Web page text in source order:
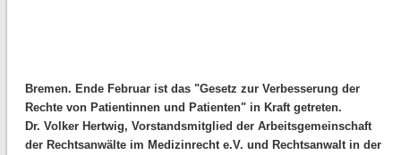
Bremen. Ende Februar ist das "Gesetz zur Verbesserung der
Rechte von Patientinnen und Patienten" in Kraft getreten.
Dr. Volker Hertwig, Vorstandsmitglied der Arbeitsgemeinschaft
der Rechtsanwälte im Medizinrecht e.V. und Rechtsanwalt in der